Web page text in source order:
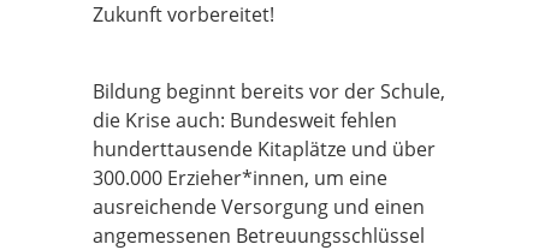
Zukunft vorbereitet!
Bildung beginnt bereits vor der Schule,
die Krise auch: Bundesweit fehlen
hunderttausende Kitaplätze und über
300.000 Erzieher*innen, um eine
ausreichende Versorgung und einen
angemessenen Betreuungsschlüssel